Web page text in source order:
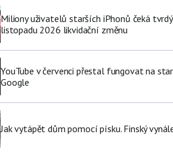
Miliony uživatelů starších iPhonů čeká
listopadu 2026 likvidační změnu
YouTube v červenci přestal fungovat na
Google
Jak vytápět dům pomocí písku. Finský